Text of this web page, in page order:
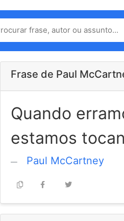
Frase de Paul
Quando
estamos
Paul McCartney